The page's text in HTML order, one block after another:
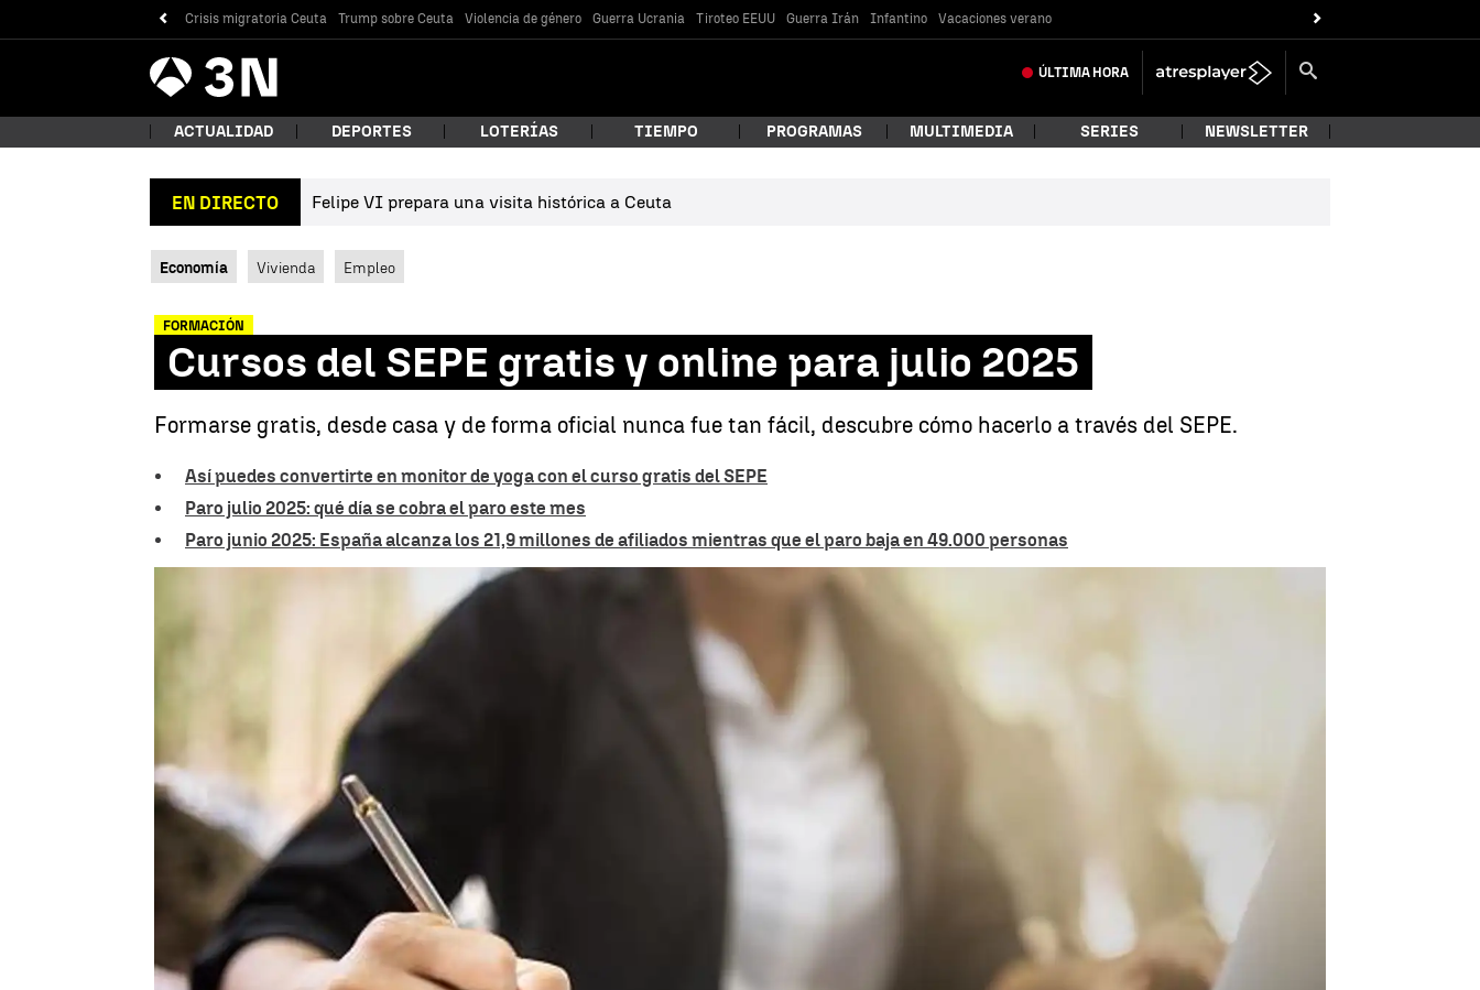
Crisis migratoria Ceuta Trump sobre Ceuta Violencia de género Guerra Ucrania Tiroteo EEUU Guerra Irán Infantino Vacaciones verano
Antena
3 Noticias ÚLTIMA HORA
Buscar
ACTUALIDAD DEPORTES LOTERÍAS TIEMPO PROGRAMAS MULTIMEDIA SERIES NEWSLETTER
EN DIRECTO Felipe VI prepara una visita histórica a Ceuta
Economía Vivienda Empleo
FORMACIÓN
Cursos del SEPE gratis y online para julio 2025
Formarse gratis, desde casa y de forma oficial nunca fue tan fácil, descubre cómo hacerlo a través del SEPE.
Así puedes convertirte en monitor de yoga con el curso gratis del SEPE
Paro julio 2025: qué día se cobra el paro este mes
Paro junio 2025: España alcanza los 21,9 millones de afiliados mientras que el paro baja en 49.000 personas